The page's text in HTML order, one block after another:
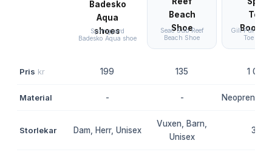
Springyard
Badesko Aqua shoe
Seac Sub Reef
Beach Shoe
Gill Pursuit
Toe Boot
Pris kr 199 135 1 061
Material - - Neopren,
Storlekar Dam, Herr, Unisex
Vuxen, Barn,
Unisex
39